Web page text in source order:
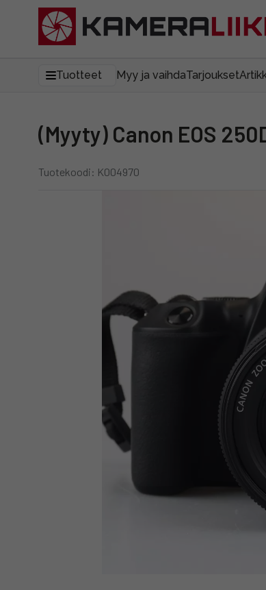
Tuotteet Myy ja vaihdaTarjoukset
(Myyty) Canon EOS
Tuotekoodi: K004970